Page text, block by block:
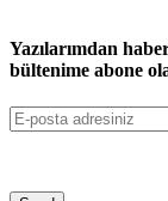
Yazılarımdan
bültenime abone